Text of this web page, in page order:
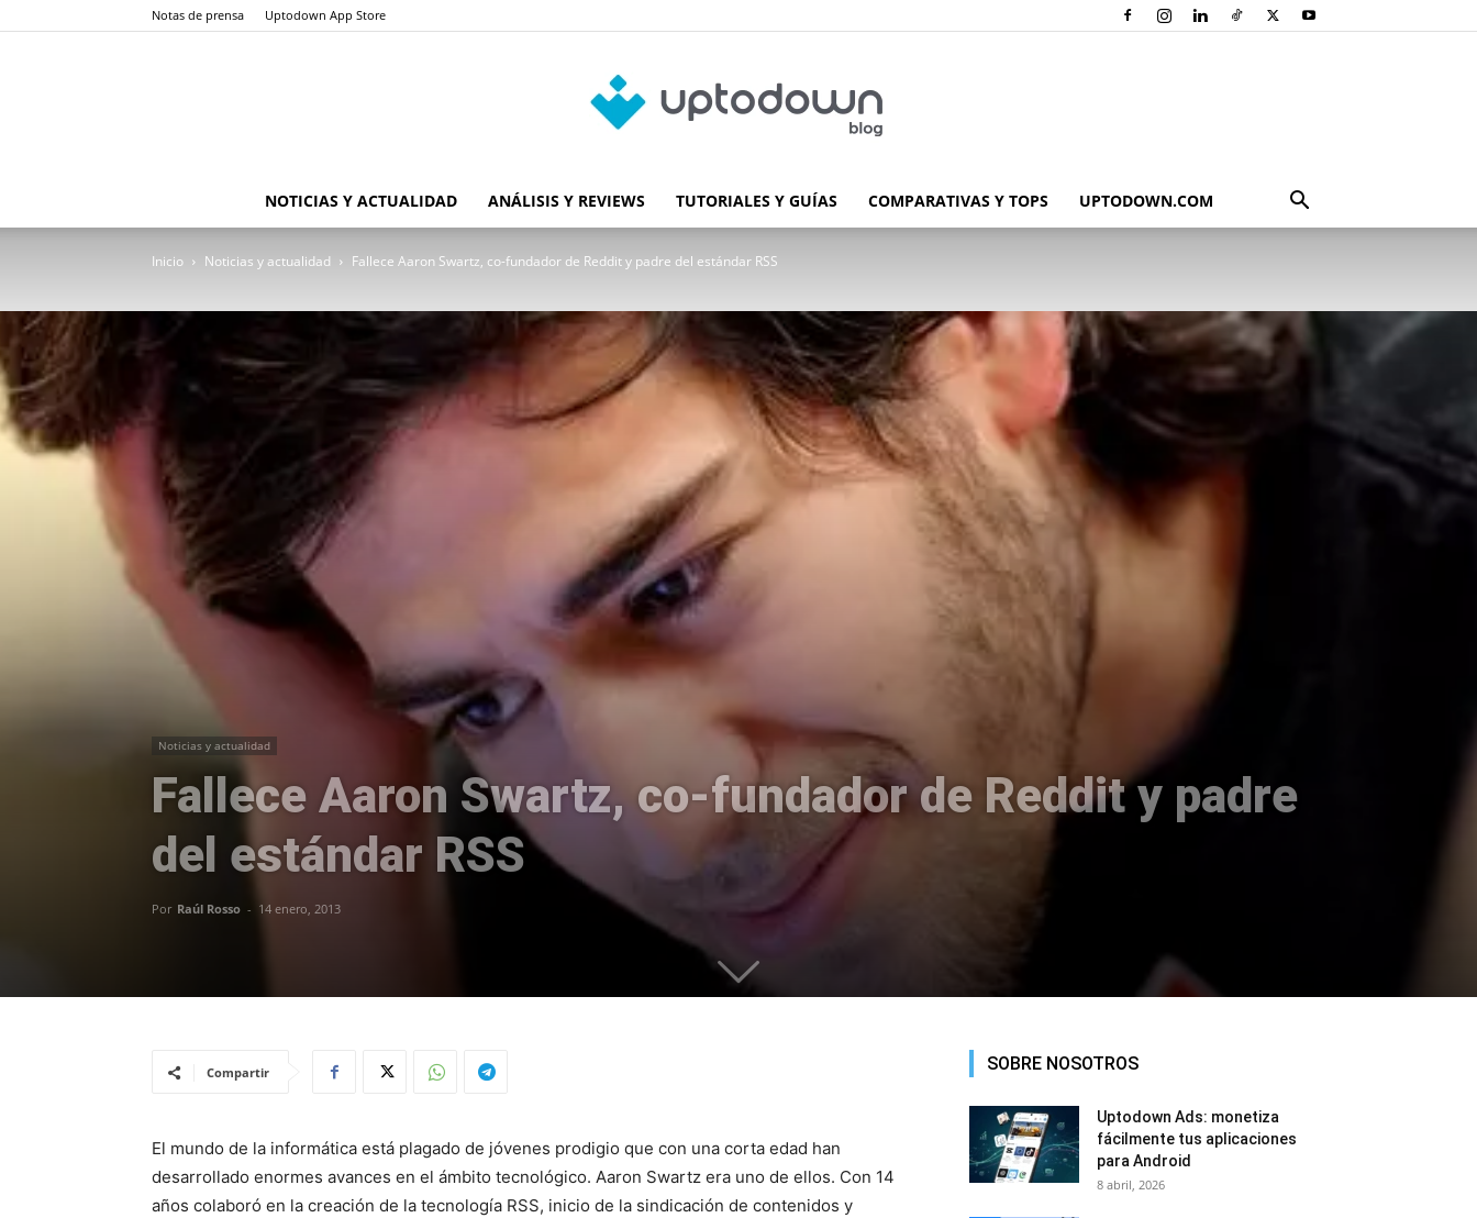
Notas de prensa Uptodown App Store
Blog
de
Uptodown
NOTICIAS Y ACTUALIDAD ANÁLISIS Y REVIEWS TUTORIALES Y GUÍAS COMPARATIVAS Y TOPS UPTODOWN.COM
Inicio Noticias y actualidad Fallece Aaron Swartz, co-fundador de Reddit y padre del estándar RSS
Noticias y actualidad
Fallece Aaron Swartz, co-fundador de Reddit y padre
del estándar RSS
Por Raúl Rosso - 14 enero, 2013
Compartir
El mundo de la informática está plagado de jóvenes prodigio que con una corta edad han
desarrollado enormes avances en el ámbito tecnológico. Aaron Swartz era uno de ellos. Con 14
años colaboró en la creación de la tecnología RSS, inicio de la sindicación de contenidos y
SOBRE NOSOTROS
Uptodown Ads: monetiza
fácilmente tus aplicaciones
para Android
8 abril, 2026